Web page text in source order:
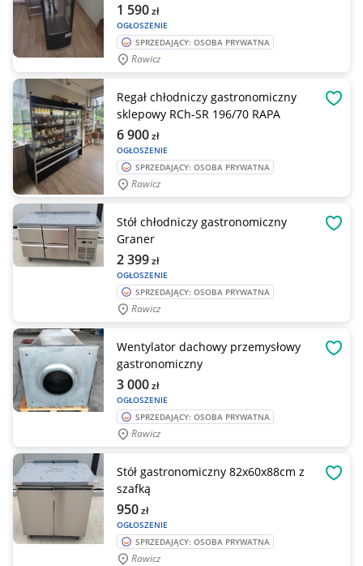
OGŁOSZENIE
1 590zł
SPRZEDAJĄCY: OSOBA PRYWATNA
Rawicz
Regał chłodniczy gastronomiczny
sklepowy RCh-SR 196/70 RAPA
OGŁOSZENIE
6 900zł
SPRZEDAJĄCY: OSOBA PRYWATNA
Rawicz
Stół chłodniczy gastronomiczny
Graner
OGŁOSZENIE
2 399zł
SPRZEDAJĄCY: OSOBA PRYWATNA
Rawicz
Wentylator dachowy przemysłowy
gastronomiczny
OGŁOSZENIE
3 000zł
SPRZEDAJĄCY: OSOBA PRYWATNA
Rawicz
Stół gastronomiczny 82x60x88cm z
szafką
OGŁOSZENIE
950zł
SPRZEDAJĄCY: OSOBA PRYWATNA
Rawicz